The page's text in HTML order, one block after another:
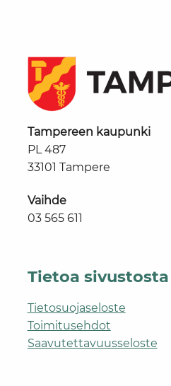
Tampereen kaupunki
PL 487
33101 Tampere
Vaihde
03 565 611
Tietoa sivustosta
Tietosuojaseloste
Toimitusehdot
Saavutettavuusseloste